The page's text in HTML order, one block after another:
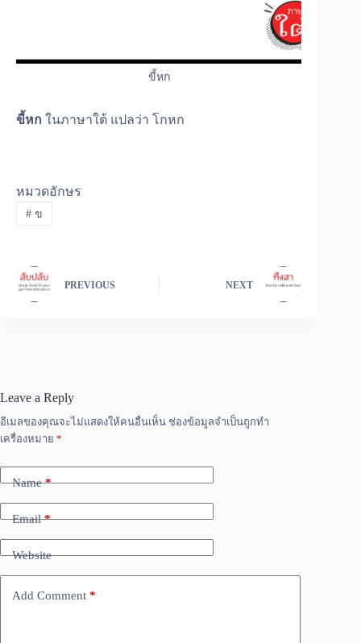
ขี้หก
ขี้หก ในภาษาใต้ แปลว่า โกหก
หมวดอักษร
#ข
PREVIOUS NEXT
Leave a Reply
อีเมลของคุณจะไม่แสดงให้คนอื่นเห็น ช่องข้อมูลจำเป็นถูกทำ
เครื่องหมาย *
Name*
Email*
Website
Add Comment *